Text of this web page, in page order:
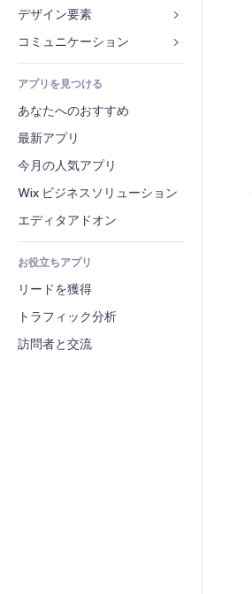
リスティング広告
メール
コンバージョン
販売ボタン
会計
クーポン・特典
倉庫管理ソリューション
ドロップシッピング
食品・飲料
イベント
レストラン
不動産
ブッキング
ギャラリー
音楽
ポッドキャスト
写真
動画
PDF
ファイル共有
ニュース
デザイン要素
マップ・ナビ
プライバシー・セキュリティ
時計
ページテンプレート
画像効果
ボタン・メニュー
バナー・バッジ
電卓
検索
天気
チャート・テーブル
フォーム
ブログ
投票
チャット
コメント
電話
コミュニティィ
レビュー・お客さまの声
CRM
アプリを見つける
あなたへのおすすめ
最新アプリ
今月の人気アプリ
Wix ビジネスソリューション
エディタアドオン
お役立ちアプリ
リードを獲得
トラフィック分析
訪問者と交流